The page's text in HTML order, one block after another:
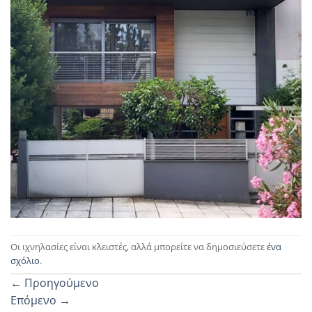
Οι ιχνηλασίες είναι κλειστές, αλλά μπορείτε να δημοσιεύσετεένα
σχόλιο.
← Προηγούμενο
Επόμενο →